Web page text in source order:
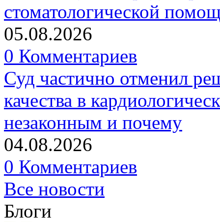
стоматологической
05.08.2026
0 Комментариев
Суд частично отменил
качества в
незаконным и почему
04.08.2026
0 Комментариев
Все новости
Блоги